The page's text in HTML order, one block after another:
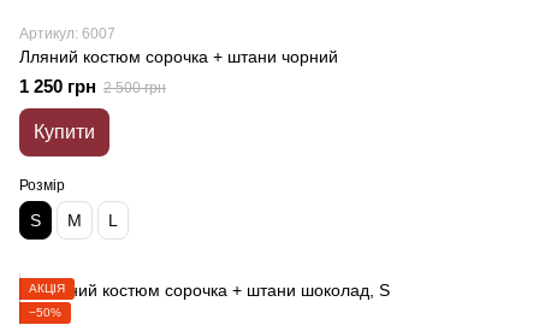
Артикул: 6007
Лляний костюм сорочка + штани чорний
1 250 грн 2 500 грн
Купити
Розмір
S M L
АКЦІЯ
−50%